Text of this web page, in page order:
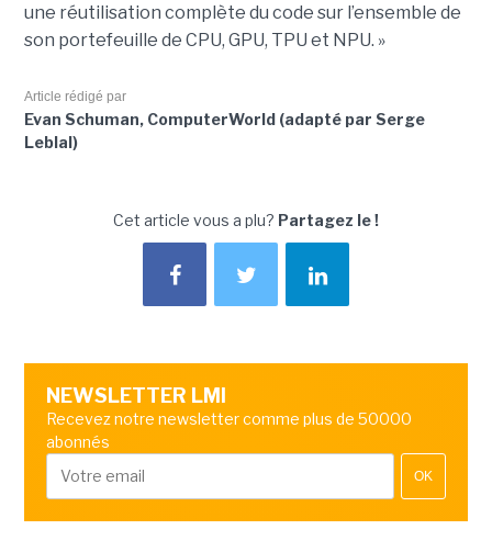
une réutilisation complète du code sur l’ensemble de
son portefeuille de CPU, GPU, TPU et NPU. »
Article rédigé par
Evan Schuman, ComputerWorld (adapté par Serge
Leblal)
Cet article vous a plu? Partagez le !
NEWSLETTER LMI
Recevez notre newsletter comme plus de 50000
abonnés
OK